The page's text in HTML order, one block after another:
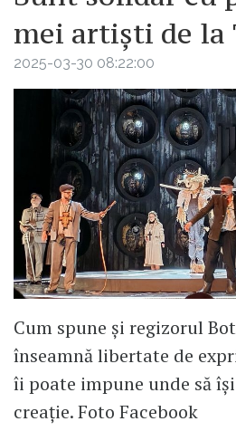
mei artiști de la
2025-03-30 08:22:00
Cum spune și regizorul
înseamnă libertate de
îi poate impune unde să
creație. Foto Facebook